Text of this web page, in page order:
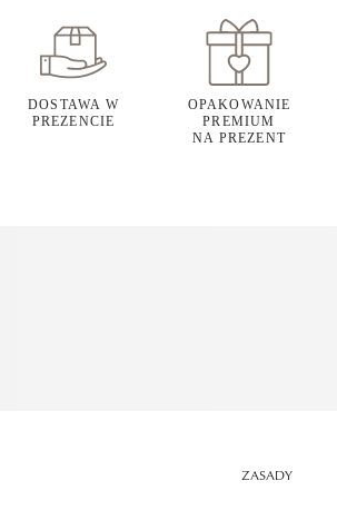
DOSTAWA W
PREZENCIE
OPAKOWANIE
PREMIUM
NA PREZENT
ZASADY